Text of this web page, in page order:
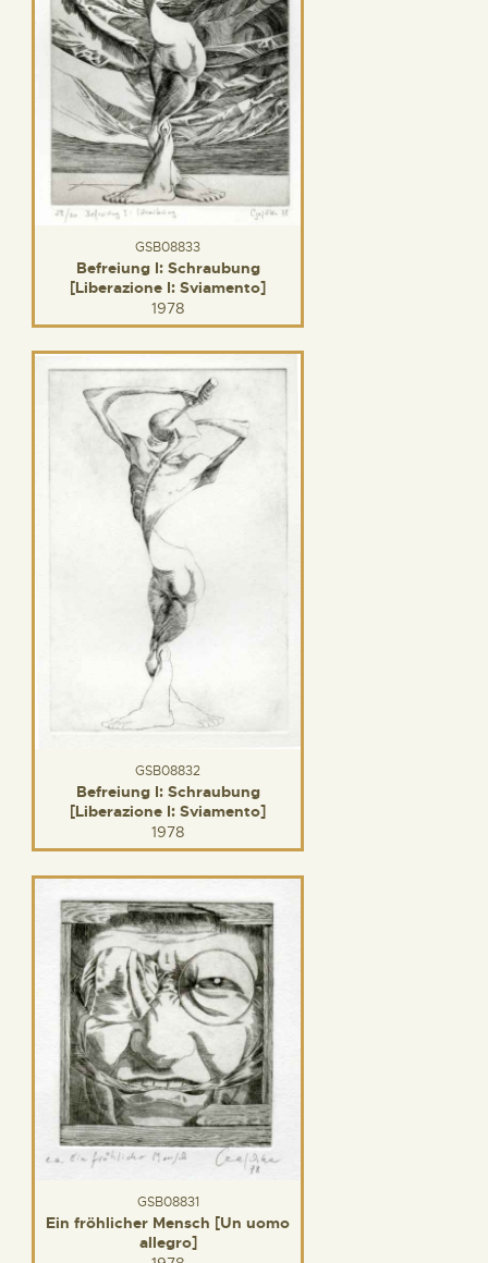
GSB08833
Befreiung I: Schraubung
[Liberazione I: Sviamento]
1978
GSB08832
Befreiung I: Schraubung
[Liberazione I: Sviamento]
1978
GSB08831
Ein fröhlicher Mensch [Un uomo
allegro]